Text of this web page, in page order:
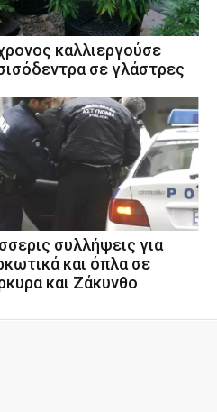
καλλιεργούσε
σε γλάστρες
συλλήψεις για
και όπλα σε
και Ζάκυνθο